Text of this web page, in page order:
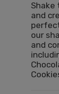
Shake
and
our
and